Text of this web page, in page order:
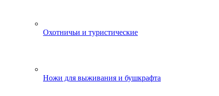
Охотничьи и туристические
Ножи для выживания и бушкрафта